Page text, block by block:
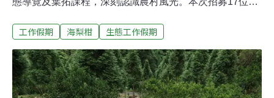
生活步調。環資於鹿寮坑社區駐點將近七年，透過農事參
區。今年另承租荒廢三年的柑橘園，透過人工除草、天然
堆肥、合理修枝，取代慣行農法（除草劑、化學肥料、農
藥），兼顧水果收成並保有野生動物的家園。為了讓果園
工作假期 海梨柑 生態工作假期